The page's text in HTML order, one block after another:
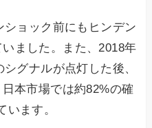
ョック前にもヒンデン
ました。また、2018年
グナルが点灯した後、
本市場では約82%の確
います。